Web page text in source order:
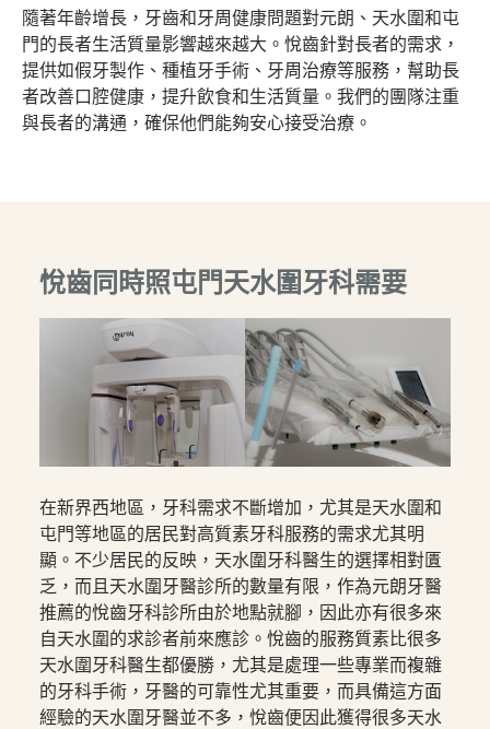
隨著年齡增長，牙齒和牙周健康問題對元朗、天水圍和屯
門的長者生活質量影響越來越大。悅齒針對長者的需求，
提供如假牙製作、種植牙手術、牙周治療等服務，幫助長
者改善口腔健康，提升飲食和生活質量。我們的團隊注重
與長者的溝通，確保他們能夠安心接受治療。
悅齒同時照屯門天水圍牙科需要
在新界西地區，牙科需求不斷增加，尤其是天水圍和
屯門等地區的居民對高質素牙科服務的需求尤其明
顯。不少居民的反映，天水圍牙科醫生的選擇相對匱
乏，而且天水圍牙醫診所的數量有限，作為元朗牙醫
推薦的悅齒牙科診所由於地點就腳，因此亦有很多來
自天水圍的求診者前來應診。悅齒的服務質素比很多
天水圍牙科醫生都優勝，尤其是處理一些專業而複雜
的牙科手術，牙醫的可靠性尤其重要，而具備這方面
經驗的天水圍牙醫並不多，悅齒便因此獲得很多天水